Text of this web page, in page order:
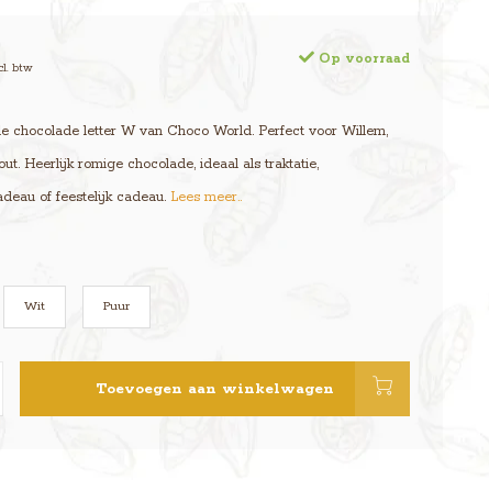
btw
Op voorraad
chocolade letter W van Choco World. Perfect voor Willem,
Heerlijk romige chocolade, ideaal als traktatie,
of feestelijk cadeau. Lees meer..
Wit Puur
Toevoegen aan winkelwagen